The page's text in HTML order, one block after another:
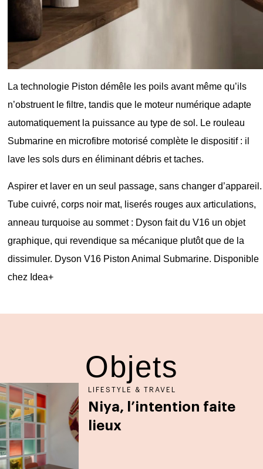
La technologie Piston démêle les poils avant même qu’ils
n’obstruent le filtre, tandis que le moteur numérique adapte
automatiquement la puissance au type de sol. Le rouleau
Submarine en microfibre motorisé complète le dispositif : il
lave les sols durs en éliminant débris et taches.
Aspirer et laver en un seul passage, sans changer d’appareil.
Tube cuivré, corps noir mat, liserés rouges aux articulations,
anneau turquoise au sommet : Dyson fait du V16 un objet
graphique, qui revendique sa mécanique plutôt que de la
dissimuler. Dyson V16 Piston Animal Submarine. Disponible
chez Idea+
Objets
LIFESTYLE & TRAVEL
Niya, l’intention faite
lieux